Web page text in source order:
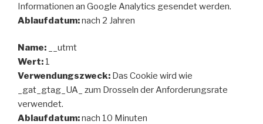
Informationen an Google Analytics gesendet werden.
Ablaufdatum:nach 2 Jahren
Name: __utmt
Wert: 1
Verwendungszweck: Das Cookie wird wie
_gat_gtag_UA_ zum Drosseln der Anforderungsrate
verwendet.
Ablaufdatum:nach 10 Minuten